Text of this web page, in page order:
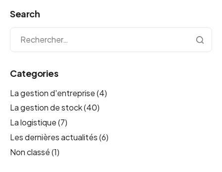
Search
Categories
La gestion d'entreprise(4)
La gestion de stock(40)
La logistique(7)
Les dernières actualités(6)
Non classé(1)